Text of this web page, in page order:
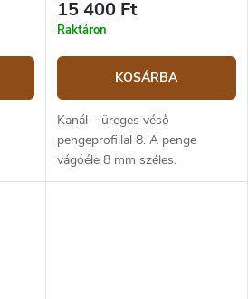
15 400 Ft
Raktáron
KOSÁRBA
Kanál – üreges véső
pengeprofillal 8. A penge
vágóéle 8 mm széles.